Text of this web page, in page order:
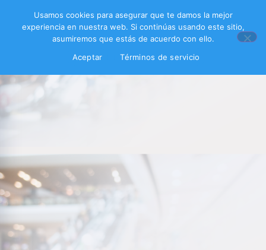
Usamos cookies para asegurar que te damos la mejor
experiencia en nuestra web. Si continúas usando este sitio,
asumiremos que estás de acuerdo con ello.
Aceptar
Términos de servicio